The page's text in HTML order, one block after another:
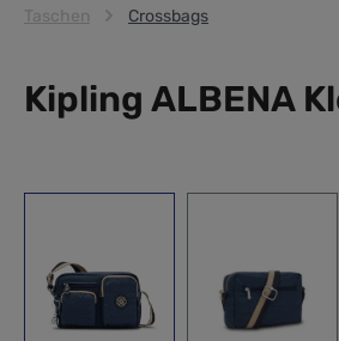
Taschen Crossbags
Kipling ALBENA